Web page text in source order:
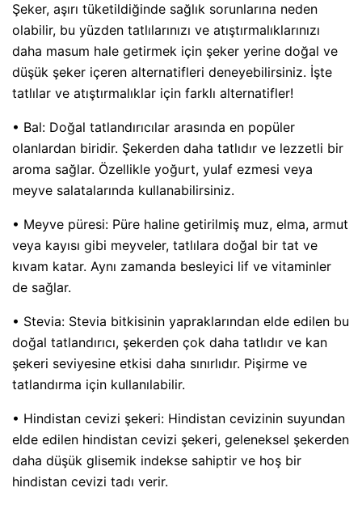
Şeker, aşırı tüketildiğinde sağlık sorunlarına neden
olabilir, bu yüzden tatlılarınızı ve atıştırmalıklarınızı
daha masum hale getirmek için şeker yerine doğal ve
düşük şeker içeren alternatifleri deneyebilirsiniz. İşte
tatlılar ve atıştırmalıklar için farklı alternatifler!
• Bal: Doğal tatlandırıcılar arasında en popüler
olanlardan biridir. Şekerden daha tatlıdır ve lezzetli bir
aroma sağlar. Özellikle yoğurt, yulaf ezmesi veya
meyve salatalarında kullanabilirsiniz.
• Meyve püresi: Püre haline getirilmiş muz, elma, armut
veya kayısı gibi meyveler, tatlılara doğal bir tat ve
kıvam katar. Aynı zamanda besleyici lif ve vitaminler
de sağlar.
• Stevia: Stevia bitkisinin yapraklarından elde edilen bu
doğal tatlandırıcı, şekerden çok daha tatlıdır ve kan
şekeri seviyesine etkisi daha sınırlıdır. Pişirme ve
tatlandırma için kullanılabilir.
• Hindistan cevizi şekeri: Hindistan cevizinin suyundan
elde edilen hindistan cevizi şekeri, geleneksel şekerden
daha düşük glisemik indekse sahiptir ve hoş bir
hindistan cevizi tadı verir.